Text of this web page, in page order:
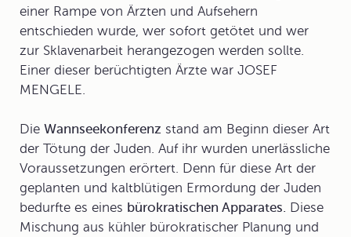
einer Rampe von Ärzten und Aufsehern
entschieden wurde, wer sofort getötet und wer
zur Sklavenarbeit herangezogen werden sollte.
Einer dieser berüchtigten Ärzte war JOSEF
MENGELE.
Die Wannseekonferenz stand am Beginn dieser Art
der Tötung der Juden. Auf ihr wurden unerlässliche
Voraussetzungen erörtert. Denn für diese Art der
geplanten und kaltblütigen Ermordung der Juden
bedurfte es eines bürokratischen Apparates. Diese
Mischung aus kühler bürokratischer Planung und